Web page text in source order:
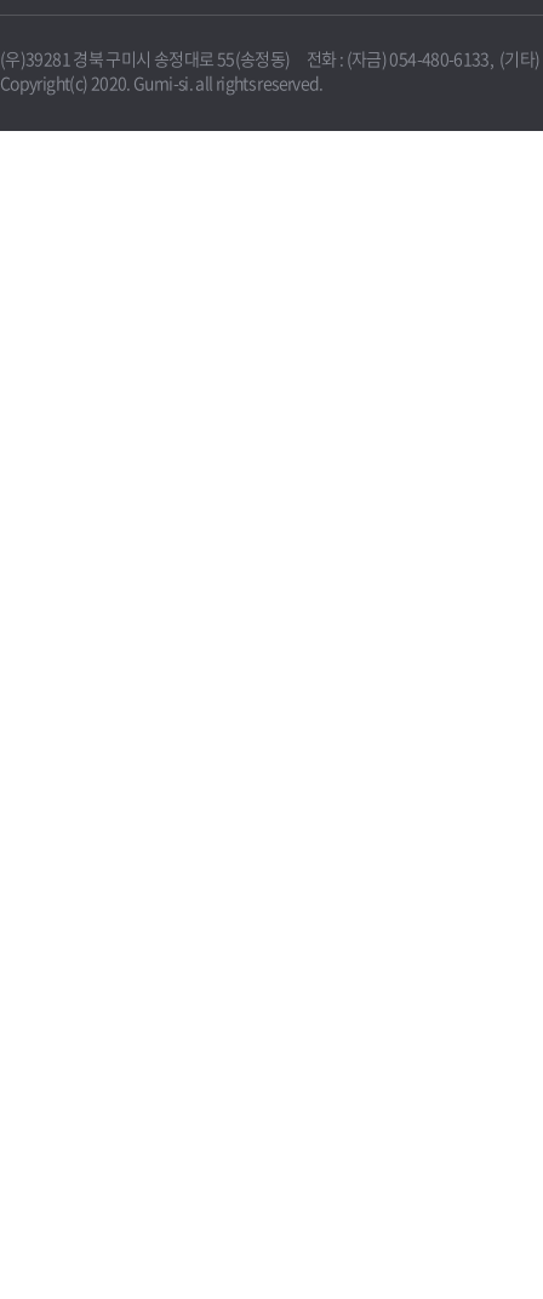
(우)39281 경북 구미시 송정대로 55(송정동) 전화 : (자금) 054-480-6133, (기타
Copyright(c) 2020. Gumi-si. all rights reserved.